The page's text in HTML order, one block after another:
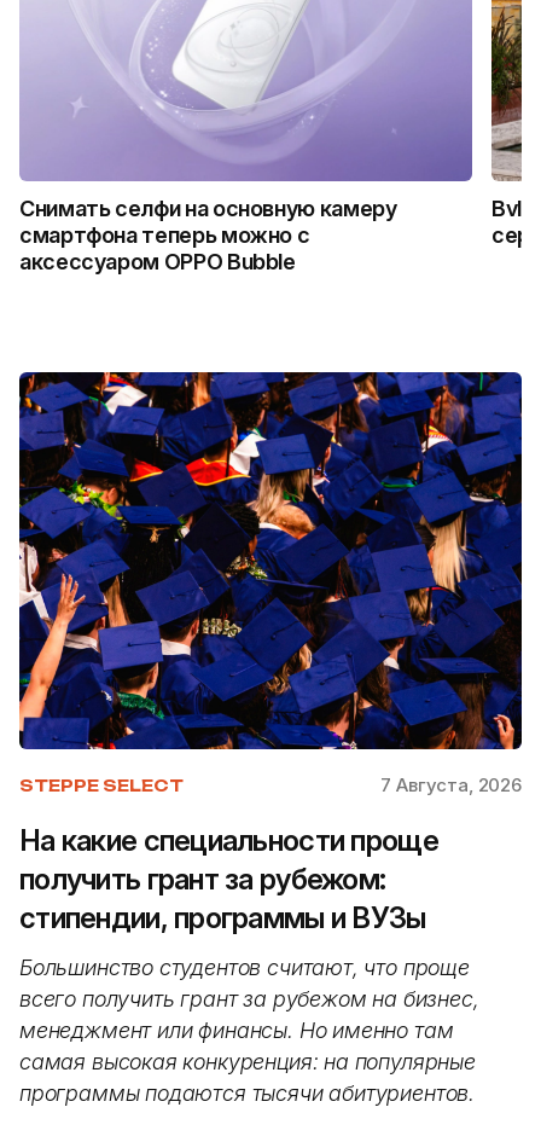
Снимать селфи на основную камеру
смартфона теперь можно с
аксессуаром OPPO Bubble
STEPPE SELECT 7 Августа, 2026
На какие специальности проще
получить грант за рубежом:
стипендии, программы и ВУЗы
Большинство студентов считают, что проще
всего получить грант за рубежом на бизнес,
менеджмент или финансы. Но именно там
самая высокая конкуренция: на популярные
программы подаются тысячи абитуриентов.